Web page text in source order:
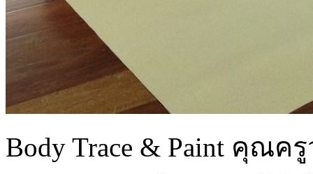
Body Trace & Paint คุณ